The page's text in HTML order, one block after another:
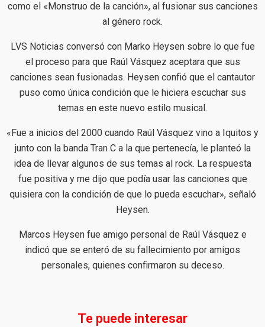
como el «Monstruo de la canción», al fusionar sus canciones
al género rock.
LVS Noticias conversó con Marko Heysen sobre lo que fue
el proceso para que Raúl Vásquez aceptara que sus
canciones sean fusionadas. Heysen confió que el cantautor
puso como única condición que le hiciera escuchar sus
temas en este nuevo estilo musical.
«Fue a inicios del 2000 cuando Raúl Vásquez vino a Iquitos y
junto con la banda Tran C a la que pertenecía, le planteó la
idea de llevar algunos de sus temas al rock. La respuesta
fue positiva y me dijo que podía usar las canciones que
quisiera con la condición de que lo pueda escuchar», señaló
Heysen.
Marcos Heysen fue amigo personal de Raúl Vásquez e
indicó que se enteró de su fallecimiento por amigos
personales, quienes confirmaron su deceso.
Te puede interesar